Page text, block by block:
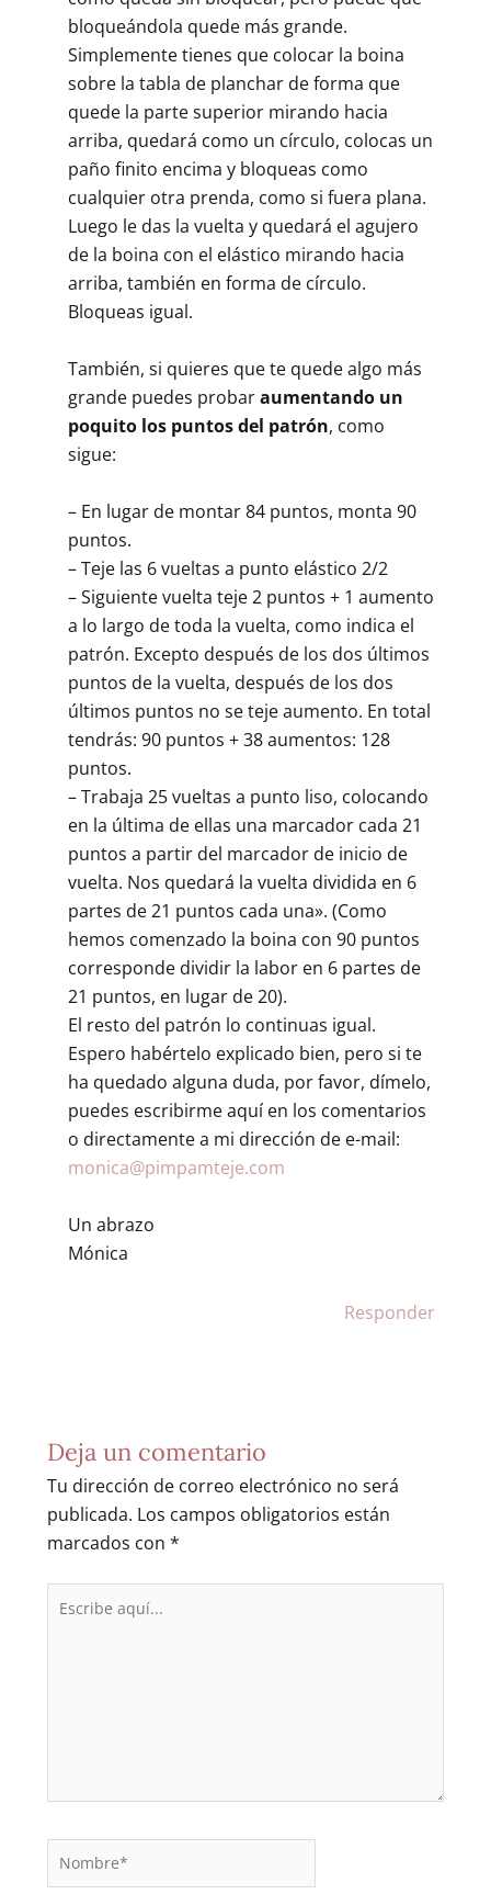
bloqueándola quede más grande.
Simplemente tienes que colocar la boina
sobre la tabla de planchar de forma que
quede la parte superior mirando hacia
arriba, quedará como un círculo, colocas un
paño finito encima y bloqueas como
cualquier otra prenda, como si fuera plana.
Luego le das la vuelta y quedará el agujero
de la boina con el elástico mirando hacia
arriba, también en forma de círculo.
Bloqueas igual.
También, si quieres que te quede algo más
grande puedes probaraumentando un
poquito los puntos del patrón, como
sigue:
– En lugar de montar 84 puntos, monta 90
puntos.
– Teje las 6 vueltas a punto elástico 2/2
– Siguiente vuelta teje 2 puntos + 1 aumento
a lo largo de toda la vuelta, como indica el
patrón. Excepto después de los dos últimos
puntos de la vuelta, después de los dos
últimos puntos no se teje aumento. En total
tendrás: 90 puntos + 38 aumentos: 128
puntos.
– Trabaja 25 vueltas a punto liso, colocando
en la última de ellas una marcador cada 21
puntos a partir del marcador de inicio de
vuelta. Nos quedará la vuelta dividida en 6
partes de 21 puntos cada una». (Como
hemos comenzado la boina con 90 puntos
corresponde dividir la labor en 6 partes de
21 puntos, en lugar de 20).
El resto del patrón lo continuas igual.
Espero habértelo explicado bien, pero si te
ha quedado alguna duda, por favor, dímelo,
puedes escribirme aquí en los comentarios
o directamente a mi dirección de e-mail:
monica@pimpamteje.com
Un abrazo
Mónica
Responder
Deja un comentario
Tu dirección de correo electrónico no será
publicada. Los campos obligatorios están
marcados con *
Escribe
Nombre*